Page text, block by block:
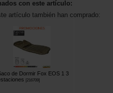
con este artículo:
artículo también han comprado:
de Dormir Fox EOS 1 3
[216709]